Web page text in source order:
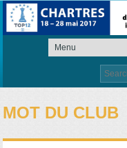
Search
for:
MOT DU CLUB